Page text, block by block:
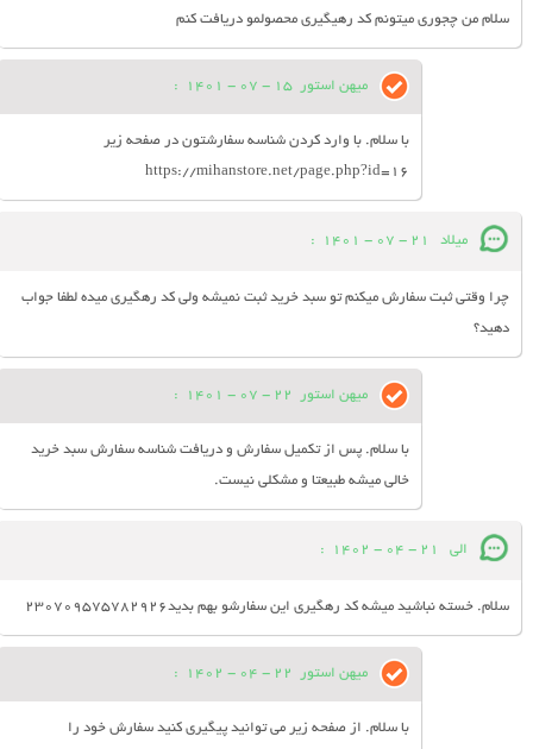
سلام من چجوری میتونم کد رهیگیری محصولمو دریافت کنم
میهن استور 15 - 07 - 1401
:
با سلام. با وارد کردن شناسه سفارشتون در صفحه زیر
https://mihanstore.net/page.php?id=16
میلاد 21 - 07 - 1401
:
چرا وقتی ثبت سفارش میکنم تو سبد خرید ثبت نمیشه ولی کد رهگیری میده لطفا جواب
دهید؟
میهن استور 22 - 07 - 1401
:
با سلام. پس از تکمیل سفارش و دریافت شناسه سفارش سبد خرید
خالی میشه طبیعتا و مشکلی نیست.
الی 21 - 04 - 1402
:
سلام. خسته نباشید میشه کد رهگیری این سفارشو بهم بدید230709575782926
میهن استور 22 - 04 - 1402
:
با سلام. از صفحه زیر می توانید پیگیری کنید سفارش خود را